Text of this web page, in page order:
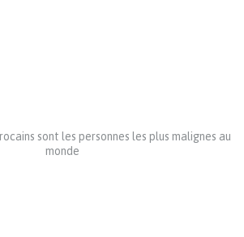
sont les personnes les plus malignes au
monde